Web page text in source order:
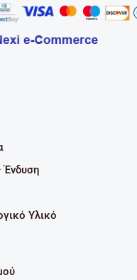
Ένδυση
Υλικό